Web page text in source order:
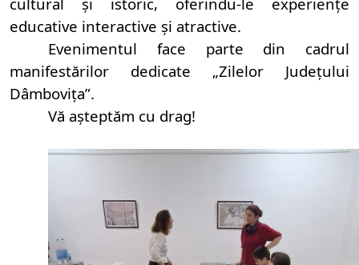
educative interactive și atractive.
Evenimentul face parte din cadrul
manifestărilor dedicate „Zilelor Județului
Dâmbovița”.
Vă așteptăm cu drag!